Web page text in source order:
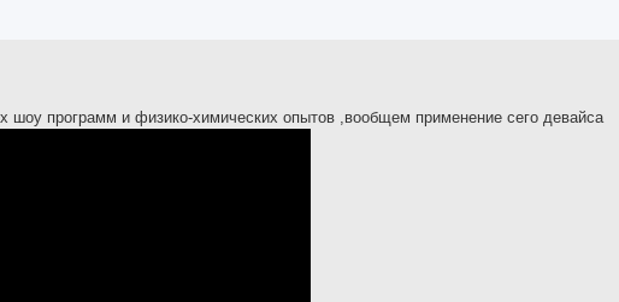
шоу программ и физико-химических опытов ,вообщем применение сего девайса